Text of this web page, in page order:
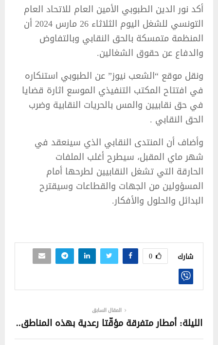
أكد نور الدين الطبوبي الأمين العام للاتحاد العام
التونسي للشغل اليوم الثلاثاء 26 مارس 2024 أن
المنظمة متمسكة بالحق النقابي وبالتفاوض
والدفاع عن حقوق الشغالين.
ونقل موقع “الشعب نيوز” عن الطبوبي استنكاره
في افتتاح المكتب التنفيذي الموسع اثارة قضايا
في حق نقابيين والمس بالحريات النقابية وضرب
الحق النقابي .
وأضاف أن المنتدى النقابي الذي سينعقد في
شهر ماي المقبل، سيطرح أغلب الملفات
الحارقة التي تشغل النقابيين لطرحها أمام
المسؤولين من الجهات والقطاعات وسيقترح
البدائل والحلول والأفكار.
شارك 0
المقال السابق
الليلة: أمطار متفرقة مؤقّتا رعدية بهذه المناطق..